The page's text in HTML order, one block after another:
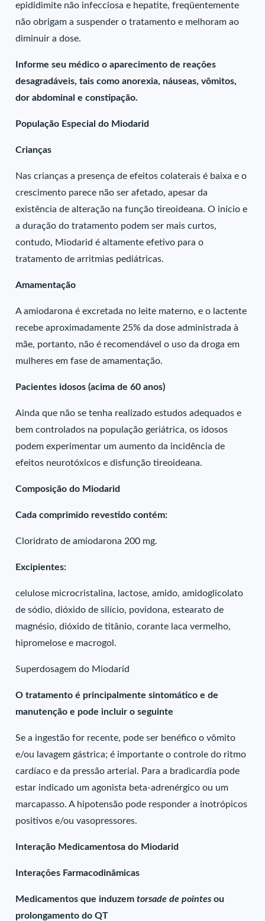
epididimite não infecciosa e hepatite, freqüentemente
não obrigam a suspender o tratamento e melhoram ao
diminuir a dose.
Informe seu médico o aparecimento de reações
desagradáveis, tais como anorexia, náuseas, vômitos,
dor abdominal e constipação.
População Especial do Miodarid
Crianças
Nas crianças a presença de efeitos colaterais é baixa e o
crescimento parece não ser afetado, apesar da
existência de alteração na função tireoideana. O início e
a duração do tratamento podem ser mais curtos,
contudo, Miodarid é altamente efetivo para o
tratamento de arritmias pediátricas.
Amamentação
A amiodarona é excretada no leite materno, e o lactente
recebe aproximadamente 25% da dose administrada à
mãe, portanto, não é recomendável o uso da droga em
mulheres em fase de amamentação.
Pacientes idosos (acima de 60 anos)
Ainda que não se tenha realizado estudos adequados e
bem controlados na população geriátrica, os idosos
podem experimentar um aumento da incidência de
efeitos neurotóxicos e disfunção tireoideana.
Composição do Miodarid
Cada comprimido revestido contém:
Cloridrato de amiodarona 200 mg.
Excipientes:
celulose microcristalina, lactose, amido, amidoglicolato
de sódio, dióxido de silício, povidona, estearato de
magnésio, dióxido de titânio, corante laca vermelho,
hipromelose e macrogol.
Superdosagem do Miodarid
O tratamento é principalmente sintomático e de
manutenção e pode incluir o seguinte
Se a ingestão for recente, pode ser benéfico o vômito
e/ou lavagem gástrica; é importante o controle do ritmo
cardíaco e da pressão arterial. Para a bradicardia pode
estar indicado um agonista beta-adrenérgico ou um
marcapasso. A hipotensão pode responder a inotrópicos
positivos e/ou vasopressores.
Interação Medicamentosa do Miodarid
Interações Farmacodinâmicas
Medicamentos que induzem torsade de pointes ou
prolongamento do QT